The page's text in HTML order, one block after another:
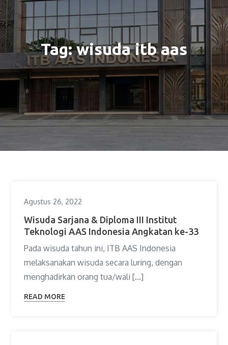
Tag:wisuda itb aas
Agustus 26, 2022
Wisuda Sarjana & Diploma III Institut
Teknologi AAS Indonesia Angkatan ke-33
Pada wisuda tahun ini, ITB AAS Indonesia
melaksanakan wisuda secara luring, dengan
menghadirkan orang tua/wali […]
READ MORE